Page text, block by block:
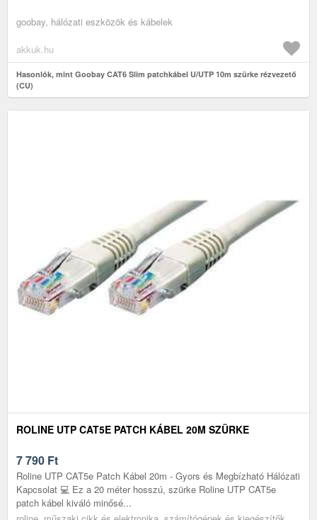
goobay, hálózati eszközök és kábelek
akkuk.hu
Hasonlók, mint Goobay CAT6 Slim patchkábel U/UTP 10m szürke rézvezető
(CU)
ROLINE UTP CAT5E PATCH KÁBEL 20M SZÜRKE
7 790 Ft
Roline UTP CAT5e Patch Kábel 20m - Gyors és Megbízható Hálózati
Kapcsolat 💻 Ez a 20 méter hosszú, szürke Roline UTP CAT5e
patch kábel kiváló minősé...